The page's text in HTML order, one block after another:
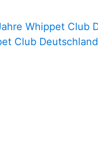
Club Deutschland